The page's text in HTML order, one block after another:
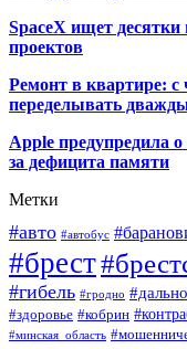
SpaceX ищет
проектов
Ремонт в квартире: с
переделывать
Apple предупредила
за дефицита памяти
Метки
#авто #автобус
#брест
#гибель #гродно
#здоровье #кобрин
#минская_область